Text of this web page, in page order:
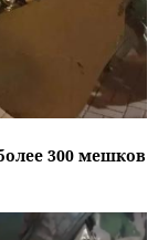
300 мешков